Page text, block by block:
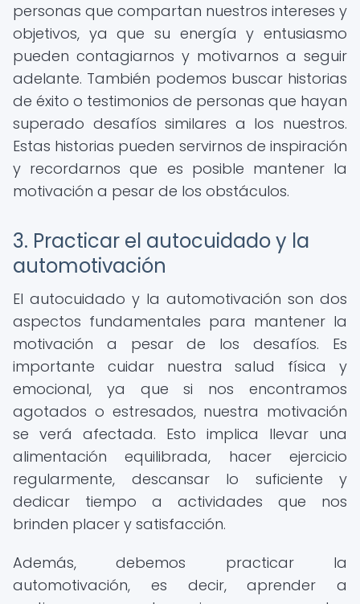
personas que compartan nuestros intereses y
objetivos, ya que su energía y entusiasmo
pueden contagiarnos y motivarnos a seguir
adelante. También podemos buscar historias
de éxito o testimonios de personas que hayan
superado desafíos similares a los nuestros.
Estas historias pueden servirnos de inspiración
y recordarnos que es posible mantener la
motivación a pesar de los obstáculos.
3. Practicar el autocuidado y la
automotivación
El autocuidado y la automotivación son dos
aspectos fundamentales para mantener la
motivación a pesar de los desafíos. Es
importante cuidar nuestra salud física y
emocional, ya que si nos encontramos
agotados o estresados, nuestra motivación
se verá afectada. Esto implica llevar una
alimentación equilibrada, hacer ejercicio
regularmente, descansar lo suficiente y
dedicar tiempo a actividades que nos
brinden placer y satisfacción.
Además, debemos practicar la
automotivación, es decir, aprender a